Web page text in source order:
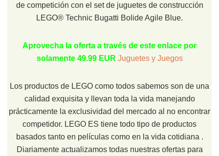
de competición con el set de juguetes de construcción
LEGO® Technic Bugatti Bolide Agile Blue.
Aprovecha la oferta a través de este enlace por
solamente 49.99 EUR Juguetes y Juegos
Los productos de LEGO como todos sabemos son de una
calidad exquisita y llevan toda la vida manejando
prácticamente la exclusividad del mercado al no encontrar
competidor. LEGO ES tiene todo tipo de productos
basados tanto en películas como en la vida cotidiana .
Diariamente actualizamos todas nuestras ofertas para